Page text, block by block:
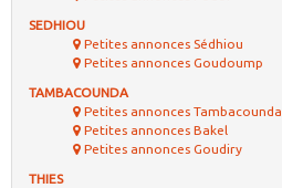
SEDHIOU
Petites annonces Sédhiou
Petites annonces Goudoump
TAMBACOUNDA
Petites annonces Tambacounda
Petites annonces Bakel
Petites annonces Goudiry
THIES